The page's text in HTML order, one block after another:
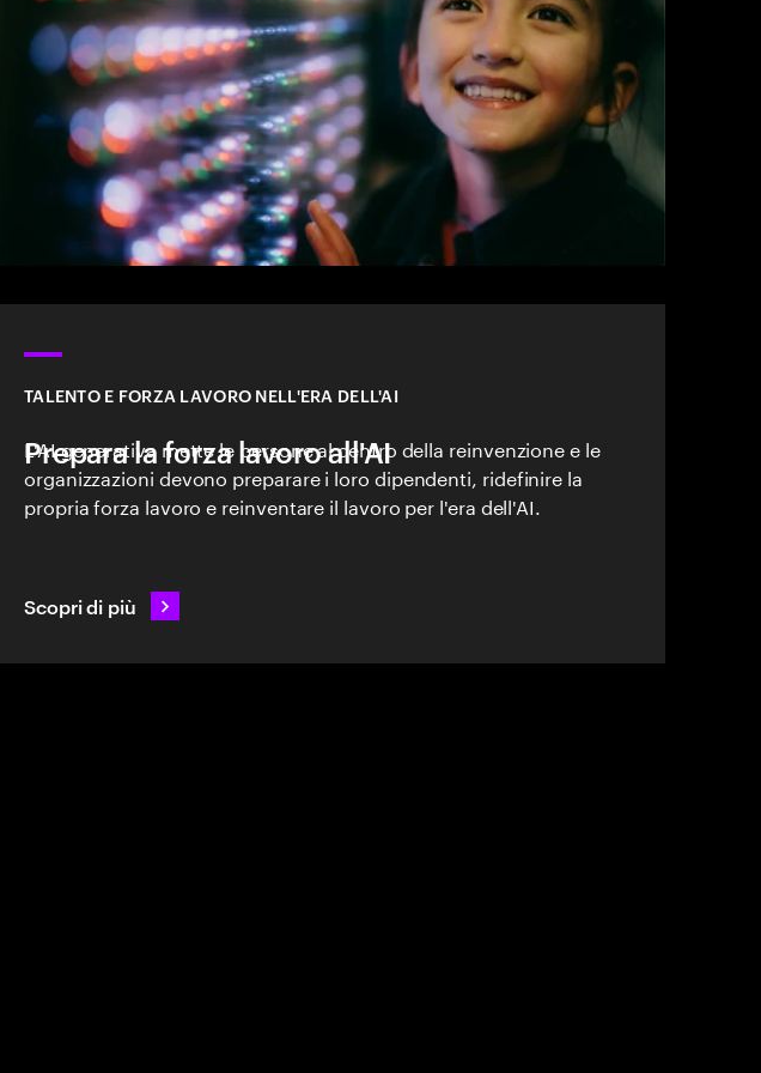
TALENTO E FORZA LAVORO NELL'ERA DELL'AI
Prepara la forza lavoro all'AI
L'AI generativa mette le persone al centro della reinvenzione e le
organizzazioni devono preparare i loro dipendenti, ridefinire la
propria forza lavoro e reinventare il lavoro per l'era dell'AI.
Scopri di più